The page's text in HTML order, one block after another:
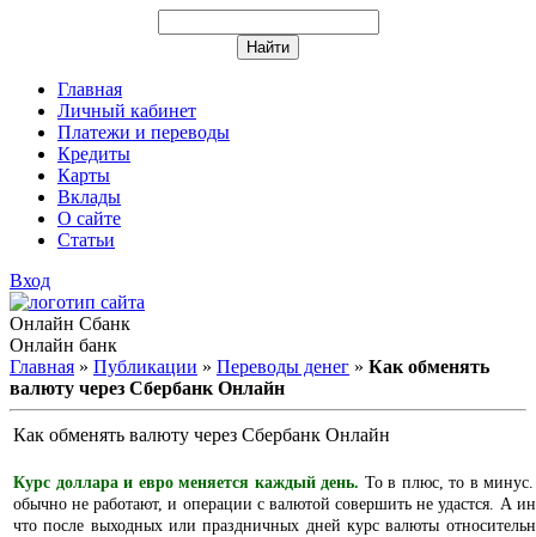
Главная
Личный кабинет
Платежи и переводы
Кредиты
Карты
Вклады
О сайте
Статьи
Вход
Онлайн Сбанк
Онлайн банк
Главная » Публикации » Переводы денег » Как обменять
валюту через Сбербанк Онлайн
Как обменять валюту через Сбербанк Онлайн
Курс доллара и евро меняется каждый день. То в плюс, то в
обычно не работают, и операции с валютой совершить не удастся. А
что после выходных или праздничных дней курс валюты